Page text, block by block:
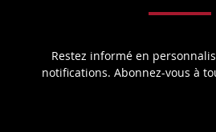
Restez informé en
notifications. Abonnez-vous à